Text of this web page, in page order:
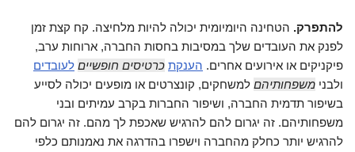
להתפרק. הטחינה היומיומית יכולה להיות מלחיצה. קח קצת זמן
לפנק את העובדים שלך במסיבות בחסות החברה, ארוחות ערב,
פיקניקים או אירועים אחרים. הענקת כרטיסים חופשיים לעובדים
ולבני משפחותיהם למשחקים, קונצרטים או מופעים יכולה לסייע
בשיפור תדמית החברה, ושיפור החברות בקרב עמיתים ובני
משפחותיהם. זה יגרום להם להרגיש שאכפת לך מהם. זה יגרום להם
להרגיש יותר כחלק מהחברה וישפרו בהדרגה את נאמנותם כלפי